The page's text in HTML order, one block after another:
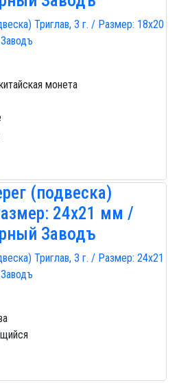
монета
(подвеска)
24х21 мм /
Заводъ